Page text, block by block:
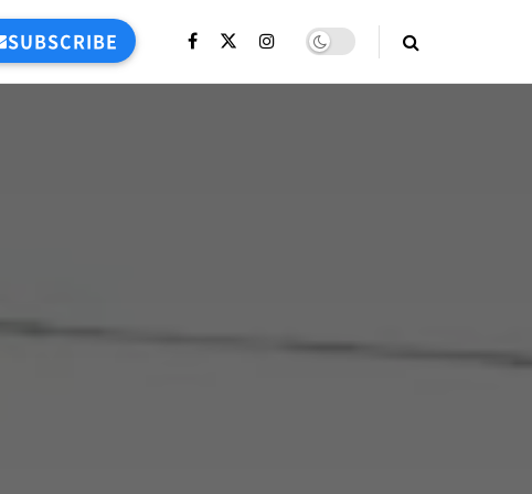
SUBSCRIBE